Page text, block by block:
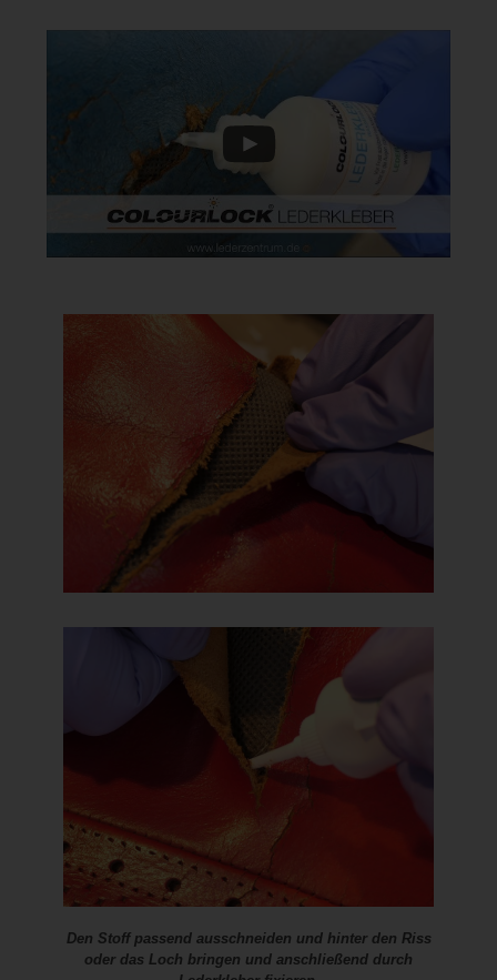
Den Stoff passend ausschneiden und hinter den Riss
oder das Loch bringen und anschließend durch